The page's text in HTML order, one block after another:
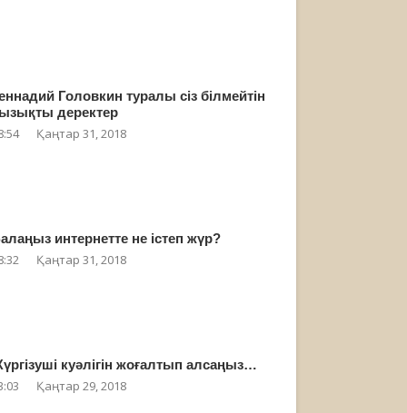
Головкин туралы сіз білмейтін
деректер
Қаңтар 31, 2018
интернетте не істеп жүр?
Қаңтар 31, 2018
куәлігін жоғалтып алсаңыз…
Қаңтар 29, 2018